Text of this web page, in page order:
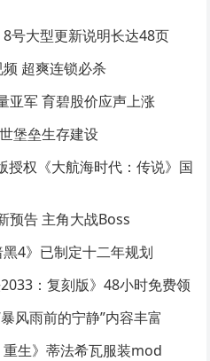
号大型更新说明长达48页
频 超爽连锁必杀
亚军 育碧股价应声上涨
堡垒生存建设
授权《大航海时代：传说》国
预告 主角大战Boss
黑4》已制定十二年规划
：复刻版》48小时免费领
风雨前的宁静”内容丰富
生》蒂法希瓦服装mod